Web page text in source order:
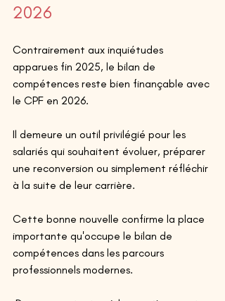
2026
Contrairement aux inquiétudes
apparues fin 2025, le bilan de
compétences reste bien finançable avec
le CPF en 2026.
Il demeure un outil privilégié pour les
salariés qui souhaitent évoluer, préparer
une reconversion ou simplement réfléchir
à la suite de leur carrière.
Cette bonne nouvelle confirme la place
importante qu'occupe le bilan de
compétences dans les parcours
professionnels modernes.